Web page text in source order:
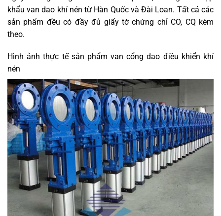
khẩu van dao khí nén từ Hàn Quốc và Đài Loan. Tất cả các
sản phẩm đều có đầy đủ giấy tờ chứng chỉ CO, CQ kèm
theo.
Hình ảnh thực tế sản phẩm van cổng dao điều khiển khí
nén